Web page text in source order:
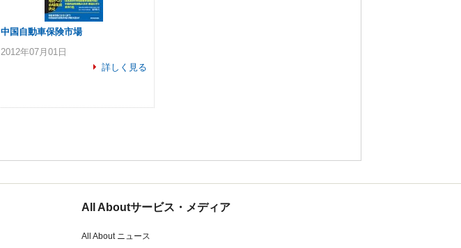
中国自動車保険市場
2012年07月01日
詳しく見る
All Aboutサービス・メディア
All About ニュース